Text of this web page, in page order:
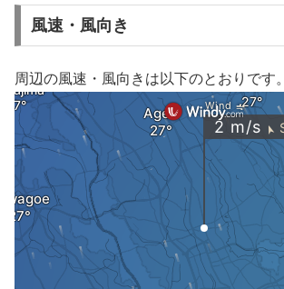
風速・風向き
周辺の風速・風向きは以下のとおりです。